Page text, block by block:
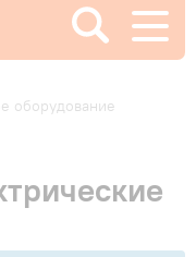
оборудование